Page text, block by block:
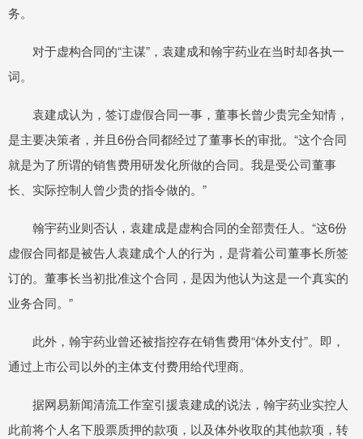
务。
对于虚构合同的“主谋”，袁建成和翰宇药业在当时却各执一
词。
袁建成认为，签订虚假合同一事，董事长曾少贵完全知情，
是主要决策者，并且6份合同都经过了董事长的审批。“这个合同
就是为了所谓的销售费用研发化所做的合同。我是受公司董事
长、实际控制人曾少贵的指令做的。”
翰宇药业则否认，袁建成是虚构合同的全部责任人。“这6份
虚假合同都是被告人袁建成个人的行为，是背着公司董事长所签
订的。董事长当初批准这个合同，是因为他认为这是一个真实的
业务合同。”
此外，翰宇药业曾还被指控存在销售费用“体外支付”。即，
通过上市公司以外的主体支付费用给代理商。
据网易新闻清流工作室引援袁建成的说法，翰宇药业实控人
此前将个人名下股票质押的款项，以及体外收取的其他款项，转